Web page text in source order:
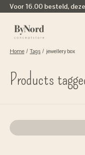
Voor 16.00 besteld,
Home / Tags / jewellery box
Products